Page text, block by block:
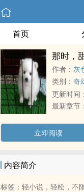
首页
那时，
作者： 灰‎
类别： 奇
更新时间：
最新章节：
立即阅读
内容简介
标签：轻小说，轻松，不限